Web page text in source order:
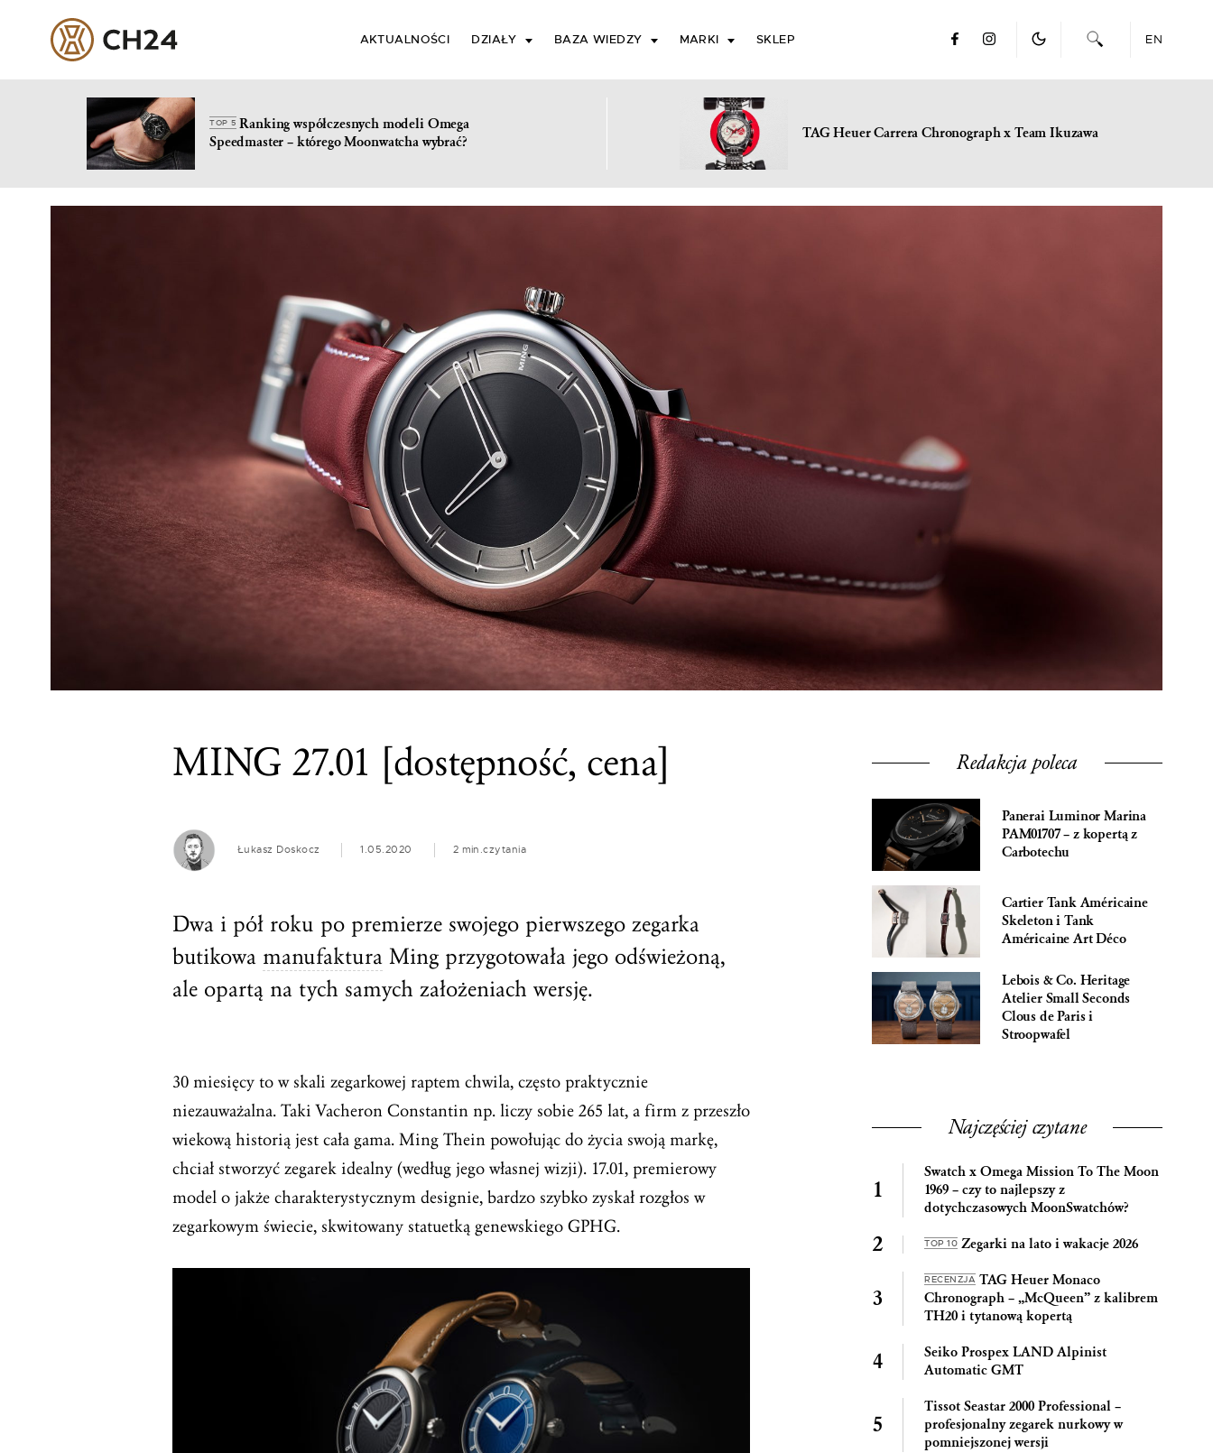
AKTUALNOŚCI DZIAŁY BAZA WIEDZY MARKI SKLEP EN
TOP 5Ranking współczesnych modeli Omega
Speedmaster – którego Moonwatcha wybrać?
TAG Heuer Carrera Chronograph x Team Ikuzawa
MING 27.01 [dostępność, cena]
Łukasz Doskocz 1.05.2020 2 min.czytania
Dwa i pół roku po premierze swojego pierwszego zegarka
butikowa manufaktura Ming przygotowała jego odświeżoną,
ale opartą na tych samych założeniach wersję.
30 miesięcy to w skali zegarkowej raptem chwila, często praktycznie
niezauważalna. Taki Vacheron Constantin np. liczy sobie 265 lat, a firm z przeszło
wiekową historią jest cała gama. Ming Thein powołując do życia swoją markę,
chciał stworzyć zegarek idealny (według jego własnej wizji). 17.01, premierowy
model o jakże charakterystycznym designie, bardzo szybko zyskał rozgłos w
zegarkowym świecie, skwitowany statuetką genewskiego GPHG.
Redakcja poleca
Panerai Luminor Marina
PAM01707 – z kopertą z
Carbotechu
Cartier Tank Américaine
Skeleton i Tank
Américaine Art Déco
Lebois & Co. Heritage
Atelier Small Seconds
Clous de Paris i
Stroopwafel
Najczęściej czytane
Swatch x Omega Mission To The Moon
1969 – czy to najlepszy z
dotychczasowych MoonSwatchów?
TOP 10 Zegarki na lato i wakacje 2026
RECENZJA TAG Heuer Monaco
Chronograph – „McQueen” z kalibrem
TH20 i tytanową kopertą
Seiko Prospex LAND Alpinist
Automatic GMT
Tissot Seastar 2000 Professional –
profesjonalny zegarek nurkowy w
pomniejszonej wersji